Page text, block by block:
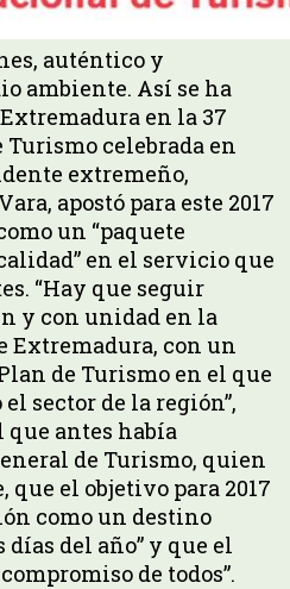
auténtico y
ambiente. Así se ha
en la 37
celebrada en
extremeño,
apostó para este 2017
un “paquete
en el servicio que
“Hay que seguir
y con unidad en la
Extremadura, con un
de Turismo en el que
sector de la región”,
que antes había
de Turismo, quien
que el objetivo para 2017
como un destino
del año” y que el
de todos”.